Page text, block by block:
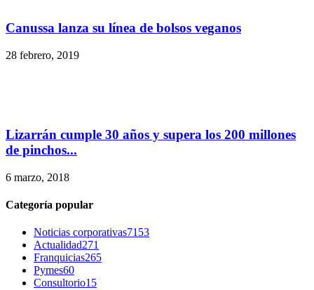
Canussa lanza su línea de bolsos veganos
28 febrero, 2019
Lizarrán cumple 30 años y supera los 200 millones
de pinchos...
6 marzo, 2018
Categoría popular
Noticias corporativas7153
Actualidad271
Franquicias265
Pymes60
Consultorio15